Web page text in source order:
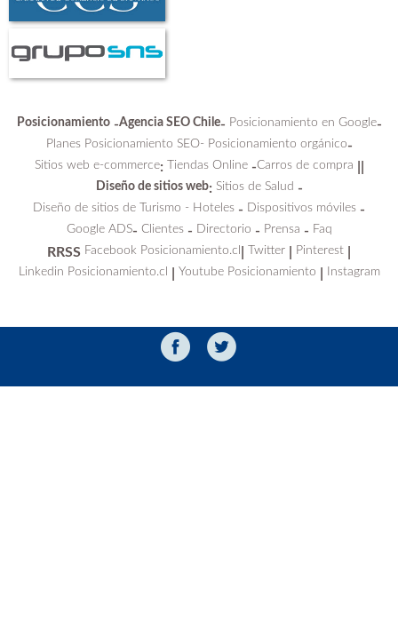
Posicionamiento-Agencia SEO Chile- Posicionamiento en Google-
Planes Posicionamiento SEO- Posicionamiento orgánico-
Sitios web e-commerce: Tiendas Online-Carros de compra
Diseño de sitios web: Sitios de Salud -
Diseño de sitios de Turismo - Hoteles - Dispositivos móviles -
Google ADS- Clientes- Directorio - Prensa - Faq
RRSS Facebook Posicionamiento.cl Twitter Pinterest
Linkedin Posicionamiento.cl Youtube Posicionamiento Instagram